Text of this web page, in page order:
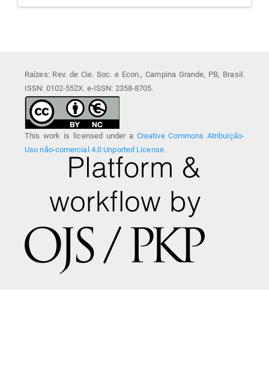
Raízes: Rev. de Cie. Soc. e Econ., Campina Grande, PB, Brasil.
ISSN: 0102-552X. e-ISSN: 2358-8705.
This work is licensed under a Creative Commons Atribuição-
Uso não-comercial 4.0 Unported License.